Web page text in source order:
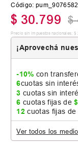
Código:
$ 30.799 $
Precio sin impuestos nacionales: $
¡Aprovechá
-10% con
6cuotas sin
3 cuotas sin
6 cuotas fijas de$
12 cuotas fijas de
Ver todos los